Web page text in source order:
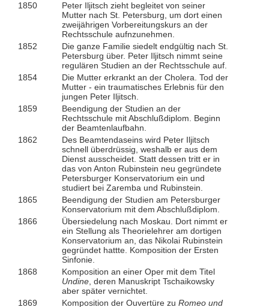
1850
Peter Iljitsch zieht begleitet von seiner
Mutter nach St. Petersburg, um dort einen
zweijährigen Vorbereitungskurs an der
Rechtsschule aufnzunehmen.
1852
Die ganze Familie siedelt endgültig nach St.
Petersburg über. Peter Iljitsch nimmt seine
regulären Studien an der Rechtsschule auf.
1854
Die Mutter erkrankt an der Cholera. Tod der
Mutter - ein traumatisches Erlebnis für den
jungen Peter Iljitsch.
1859
Beendigung der Studien an der
Rechtsschule mit Abschlußdiplom. Beginn
der Beamtenlaufbahn.
1862
Des Beamtendaseins wird Peter Iljitsch
schnell überdrüssig, weshalb er aus dem
Dienst ausscheidet. Statt dessen tritt er in
das von Anton Rubinstein neu gegründete
Petersburger Konservatorium ein und
studiert bei Zaremba und Rubinstein.
1865
Beendigung der Studien am Petersburger
Konservatorium mit dem Abschlußdiplom.
1866
Übersiedelung nach Moskau. Dort nimmt er
ein Stellung als Theorielehrer am dortigen
Konservatorium an, das Nikolai Rubinstein
gegründet hattte. Komposition der Ersten
Sinfonie.
1868
Komposition an einer Oper mit dem Titel
Undine, deren Manuskript Tschaikowsky
aber später vernichtet.
1869
Komposition der Ouvertüre zu Romeo und